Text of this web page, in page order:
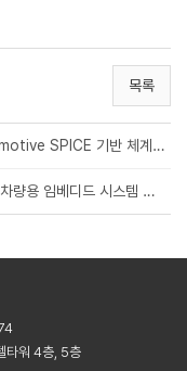
목록
[현대모비스 세미나 2012]Automotive SPICE 기반 체계 개선
[SQMS 2010]정형명세 기반의 차량용 임베디드 시스템 테스트 케이스 개발
타워 4층, 5층